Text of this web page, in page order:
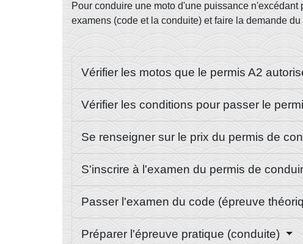
Pour conduire une moto d'une puissance n'excédant
examens (code et la conduite) et faire la demande
Vérifier les motos que le permis A2
Vérifier les conditions pour passer le
Se renseigner sur le prix du permis de
S'inscrire à l'examen du permis de
Passer l'examen du code (épreuve
Préparer l'épreuve pratique (conduite)